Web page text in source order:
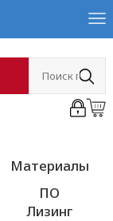
Материалы
ПО
Лизинг